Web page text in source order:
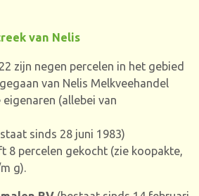
van Nelis
zijn negen percelen in het gebied
van Nelis Melkveehandel
(allebei van
sinds 28 juni 1983)
8 percelen gekocht (zie koopakte,
g).